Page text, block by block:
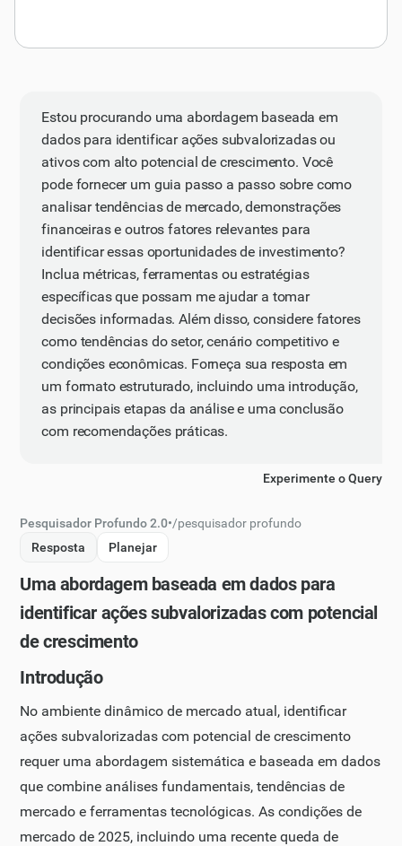
Estou procurando uma abordagem baseada em
dados para identificar ações subvalorizadas ou
ativos com alto potencial de crescimento. Você
pode fornecer um guia passo a passo sobre como
analisar tendências de mercado, demonstrações
financeiras e outros fatores relevantes para
identificar essas oportunidades de investimento?
Inclua métricas, ferramentas ou estratégias
específicas que possam me ajudar a tomar
decisões informadas. Além disso, considere fatores
como tendências do setor, cenário competitivo e
condições econômicas. Forneça sua resposta em
um formato estruturado, incluindo uma introdução,
as principais etapas da análise e uma conclusão
com recomendações práticas.
Experimente o Query
Pesquisador Profundo 2.0•/pesquisador profundo
Resposta
Planejar
Uma abordagem baseada em dados para
identificar ações subvalorizadas com potencial
de crescimento
Introdução
No ambiente dinâmico de mercado atual, identificar
ações subvalorizadas com potencial de crescimento
requer uma abordagem sistemática e baseada em dados
que combine análises fundamentais, tendências de
mercado e ferramentas tecnológicas. As condições de
mercado de 2025, incluindo uma recente queda de